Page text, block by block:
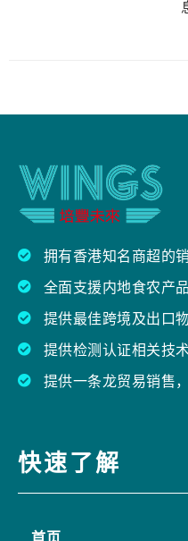
拥有香港知名商超的
全面支援内地食农产
提供最佳跨境及出口
提供检测认证相关技
提供一条龙贸易销售
快速了解